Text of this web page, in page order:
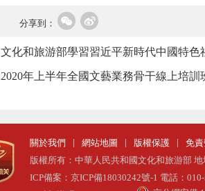
分享到：
文化和旅游部學習習近平新時代中國特
2020年上半年全國文藝業務骨干線上培訓